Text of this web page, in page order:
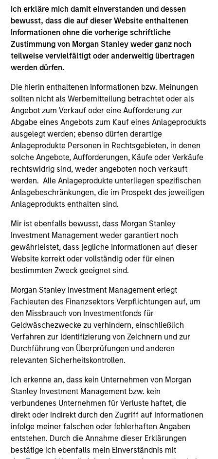
Ich erkläre mich damit einverstanden und dessen
bewusst, dass die auf dieser Website enthaltenen
Informationen ohne die vorherige schriftliche
Zustimmung von Morgan Stanley weder ganz noch
teilweise vervielfältigt oder anderweitig übertragen
werden dürfen.
Die hierin enthaltenen Informationen bzw. Meinungen
sollten nicht als Werbemitteilung betrachtet oder als
Angebot zum Verkauf oder eine Aufforderung zur
Abgabe eines Angebots zum Kauf eines Anlageprodukts
ausgelegt werden; ebenso dürfen derartige
Anlageprodukte Personen in Rechtsgebieten, in denen
solche Angebote, Aufforderungen, Käufe oder Verkäufe
rechtswidrig sind, weder angeboten noch verkauft
werden. Alle Anlageprodukte unterliegen spezifischen
Anlagebeschränkungen, die im Prospekt des jeweiligen
Anlageprodukts enthalten sind.
Mir ist ebenfalls bewusst, dass Morgan Stanley
Investment Management weder garantiert noch
gewährleistet, dass jegliche Informationen auf dieser
Website korrekt oder vollständig oder für einen
bestimmten Zweck geeignet sind.
Morgan Stanley Investment Management erlegt
Fachleuten des Finanzsektors Verpflichtungen auf, um
den Missbrauch von Investmentfonds für
Geldwäschezwecke zu verhindern, einschließlich
Verfahren zur Identifizierung von Zeichnern und zur
Durchführung von Überprüfungen und anderen
relevanten Sicherheitskontrollen.
Ich erkenne an, dass kein Unternehmen von Morgan
Stanley Investment Management bzw. kein
verbundenes Unternehmen für Verluste haftet, die
direkt oder indirekt durch den Zugriff auf Informationen
infolge meiner falschen oder fehlerhaften Angaben
entstehen. Durch die Annahme dieser Erklärungen
bestätige ich ebenfalls mein Einverständnis mit
In this quarter’s webinar, our investment
leaders provided a summary of the private
markets’ investment environment, a deep dive
into the entry opportunity in private real
estate, and an in-depth review of private
Private Markets Perspectives Q4
Webinar
03-DEZ-2025
In this quarter’s webinar, our investment
leaders provided a comprehensive view of the
private markets landscape, shared strategic
asset class insights—including a health check
analysis of the evolving dynamics in private
equity.
Private Markets Perspectives Q3
Webinar
03-SEP-2025
In this quarter's webinar, our investment
leaders talked about the private markets
environment, shared current asset class views,
and explored the dynamics investors face in
private credit.
Register here for our next
Private Markets Perspectives Webinar